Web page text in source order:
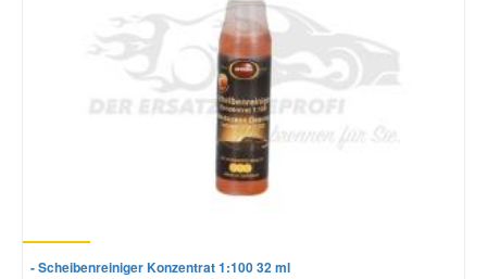
- Scheibenreiniger Konzentrat 1:100 32 ml